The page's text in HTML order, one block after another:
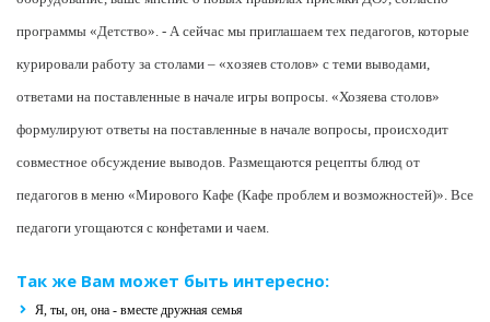
программы «Детство». - А сейчас мы приглашаем тех педагогов, которые
курировали работу за столами – «хозяев столов» с теми выводами,
ответами на поставленные в начале игры вопросы. «Хозяева столов»
формулируют ответы на поставленные в начале вопросы, происходит
совместное обсуждение выводов. Размещаются рецепты блюд от
педагогов в меню «Мирового Кафе (Кафе проблем и возможностей)». Все
педагоги угощаются с конфетами и чаем.
Так же Вам может быть интересно:
Я, ты, он, она - вместе дружная семья